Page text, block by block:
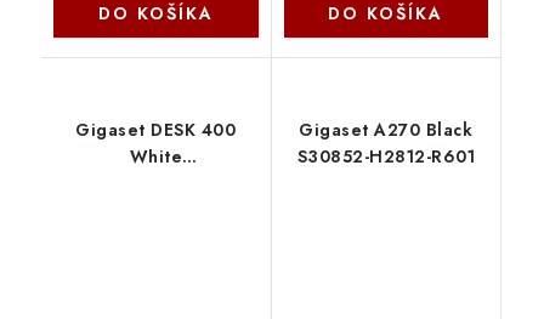
DO KOŠÍKA DO KOŠÍKA
Gigaset DESK 400
White
Gigaset A270 Black
S30852-H2812-R601